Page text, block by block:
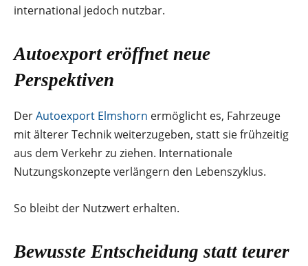
international jedoch nutzbar.
Autoexport eröffnet neue
Perspektiven
DerAutoexport Elmshorn ermöglicht es, Fahrzeuge
mit älterer Technik weiterzugeben, statt sie frühzeitig
aus dem Verkehr zu ziehen. Internationale
Nutzungskonzepte verlängern den Lebenszyklus.
So bleibt der Nutzwert erhalten.
Bewusste Entscheidung statt teurer